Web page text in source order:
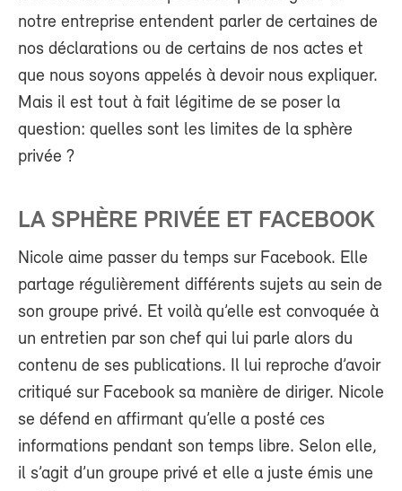
notre entreprise entendent parler de certaines de
nos déclarations ou de certains de nos actes et
que nous soyons appelés à devoir nous expliquer.
Mais il est tout à fait légitime de se poser la
question: quelles sont les limites de la sphère
privée ?
LA SPHÈRE PRIVÉE ET FACEBOOK
Nicole aime passer du temps sur Facebook. Elle
partage régulièrement différents sujets au sein de
son groupe privé. Et voilà qu’elle est convoquée à
un entretien par son chef qui lui parle alors du
contenu de ses publications. Il lui reproche d’avoir
critiqué sur Facebook sa manière de diriger. Nicole
se défend en affirmant qu’elle a posté ces
informations pendant son temps libre. Selon elle,
il s’agit d’un groupe privé et elle a juste émis une